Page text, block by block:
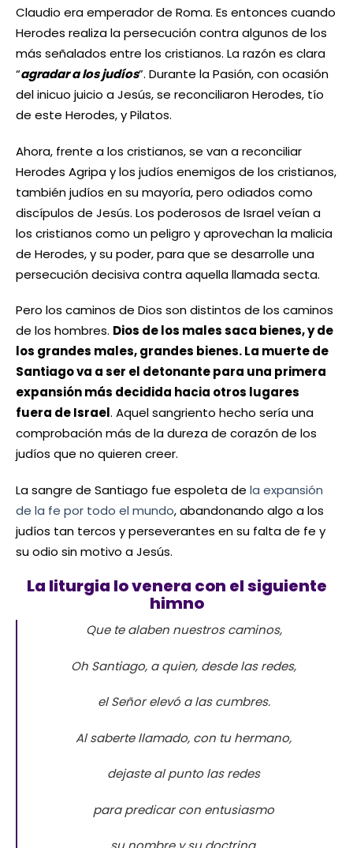
Claudio era emperador de Roma. Es entonces cuando
Herodes realiza la persecución contra algunos de los
más señalados entre los cristianos. La razón es clara
“agradar a los judíos”. Durante la Pasión, con ocasión
del inicuo juicio a Jesús, se reconciliaron Herodes, tío
de este Herodes, y Pilatos.
Ahora, frente a los cristianos, se van a reconciliar
Herodes Agripa y los judíos enemigos de los cristianos,
también judíos en su mayoría, pero odiados como
discípulos de Jesús. Los poderosos de Israel veían a
los cristianos como un peligro y aprovechan la malicia
de Herodes, y su poder, para que se desarrolle una
persecución decisiva contra aquella llamada secta.
Pero los caminos de Dios son distintos de los caminos
de los hombres. Dios de los males saca bienes, y de
los grandes males, grandes bienes. La muerte de
Santiago va a ser el detonante para una primera
expansión más decidida hacia otros lugares
fuera de Israel. Aquel sangriento hecho sería una
comprobación más de la dureza de corazón de los
judíos que no quieren creer.
La sangre de Santiago fue espoleta de la expansión
de la fe por todo el mundo, abandonando algo a los
judíos tan tercos y perseverantes en su falta de fe y
su odio sin motivo a Jesús.
La liturgia lo venera con el siguiente
himno
Que te alaben nuestros caminos,
Oh Santiago, a quien, desde las redes,
el Señor elevó a las cumbres.
Al saberte llamado, con tu hermano,
dejaste al punto las redes
para predicar con entusiasmo